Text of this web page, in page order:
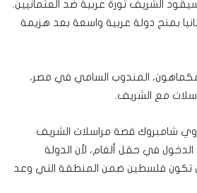
الشريف ثورة عربية ضد العثمانيين.
بمنح دولة عربية واسعة بعد هزيمة
المندوب السامي في مصر،
مع الشريف.
شامبروك قصة مراسلات الشريف
في حقل ألغام، لأن الدولة
أن تكون فلسطين ضمن المنطقة التي وعد